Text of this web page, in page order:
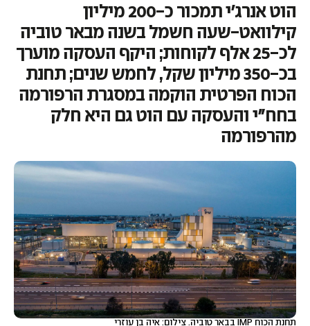
הוט אנרג'י תמכור כ-200 מיליון
קילוואט-שעה חשמל בשנה מבאר טוביה
לכ-25 אלף לקוחות; היקף העסקה מוערך
בכ-350 מיליון שקל, לחמש שנים; תחנת
הכוח הפרטית הוקמה במסגרת הרפורמה
בחח"י והעסקה עם הוט גם היא חלק
מהרפורמה
תחנת הכוח IMP בבאר טוביה. צילום: איה בן עוזרי